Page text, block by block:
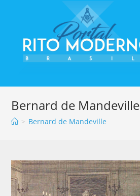
Bernard de Mandeville
> Bernard de Mandeville